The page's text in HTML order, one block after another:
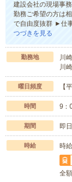
建設会社の現場事
勤務ご希望の方は
で自由度抜群 ►仕
つづきを見る
勤務地
川
川
曜日頻度 【
時間 9：
期間 即
時給 時
全